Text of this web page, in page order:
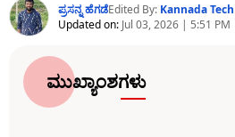
ಪ್ರಸನ್ನ ಹೆಗಡೆEdited By: Kannada
Updated on: Jul 03, 2026 | 5:51 PM
ಮುಖ್ಯಾಂಶಗಳು